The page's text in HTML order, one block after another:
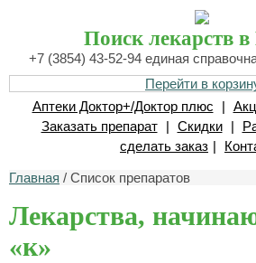
Поиск лекарств в
+7 (3854) 43-52-94 единая
Перейти в
Аптеки Доктор+/Доктор плюс
|
Заказать препарат
| Скидки |
сделать заказ |
Главная / Список препаратов
Лекарства,
«к»